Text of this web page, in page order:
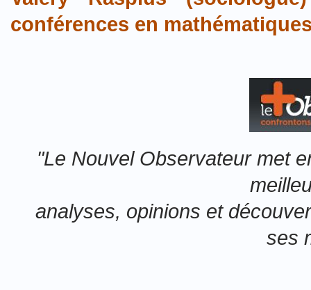
conférences en
"Le Nouvel Observateur met
analyses, opinions et
ses